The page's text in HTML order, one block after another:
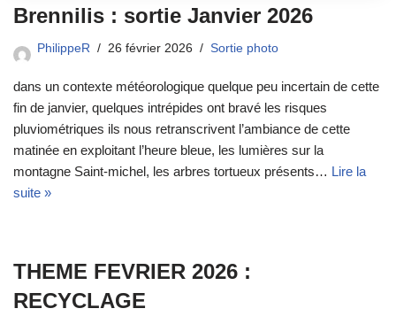
Brennilis : sortie Janvier 2026
PhilippeR 26 février 2026 Sortie photo
dans un contexte météorologique quelque peu incertain de cette
fin de janvier, quelques intrépides ont bravé les risques
pluviométriques ils nous retranscrivent l’ambiance de cette
matinée en exploitant l’heure bleue, les lumières sur la
montagne Saint-michel, les arbres tortueux présents… Lire la
suite »
THEME FEVRIER 2026 :
RECYCLAGE